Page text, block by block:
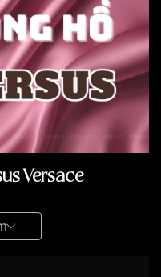
Versace
Versus là cung cấp
giá cả phải chăng hơn